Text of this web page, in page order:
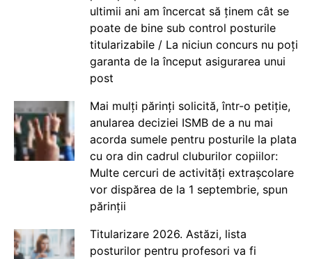
ultimii ani am încercat să ținem cât se
poate de bine sub control posturile
titularizabile / La niciun concurs nu poți
garanta de la început asigurarea unui
post
Mai mulți părinți solicită, într-o petiție,
anularea deciziei ISMB de a nu mai
acorda sumele pentru posturile la plata
cu ora din cadrul cluburilor copiilor:
Multe cercuri de activități extrașcolare
vor dispărea de la 1 septembrie, spun
părinții
Titularizare 2026. Astăzi, lista
posturilor pentru profesori va fi